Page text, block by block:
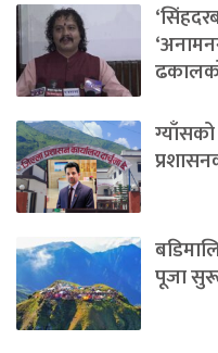
पूजा